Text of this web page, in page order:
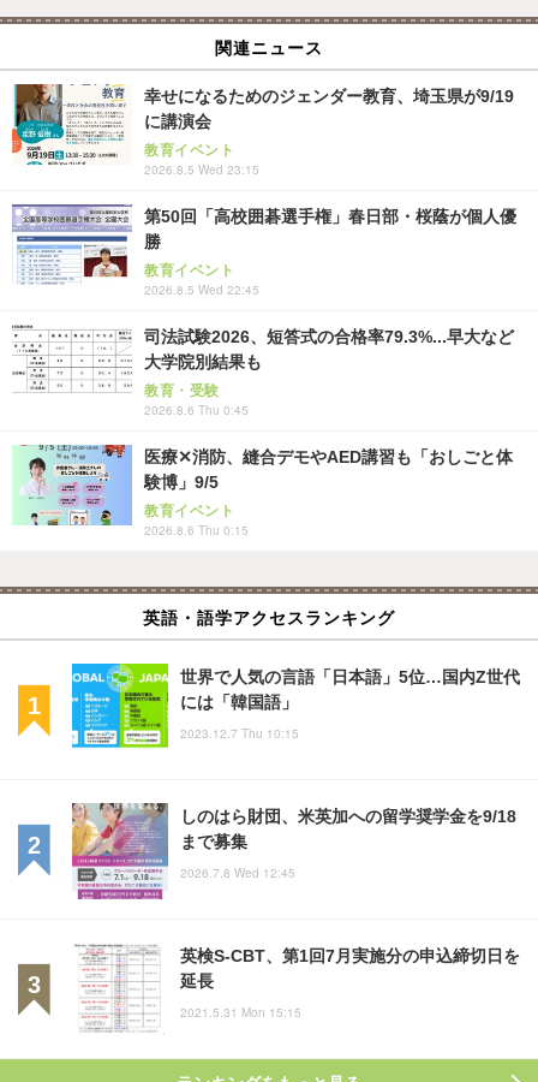
関連ニュース
幸せになるためのジェンダー教育、埼玉県が9/19
に講演会
教育イベント
2026.8.5 Wed 23:15
第50回「高校囲碁選手権」春日部・桜蔭が個人優
勝
教育イベント
2026.8.5 Wed 22:45
司法試験2026、短答式の合格率79.3%...早大など
大学院別結果も
教育・受験
2026.8.6 Thu 0:45
医療✕消防、縫合デモやAED講習も「おしごと体
験博」9/5
教育イベント
2026.8.6 Thu 0:15
英語・語学アクセスランキング
世界で人気の言語「日本語」5位…国内Z世代
には「韓国語」
2023.12.7 Thu 10:15
しのはら財団、米英加への留学奨学金を9/18
まで募集
2026.7.8 Wed 12:45
英検S-CBT、第1回7月実施分の申込締切日を
延長
2021.5.31 Mon 15:15